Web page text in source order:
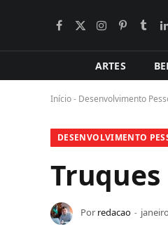
Facebook
X
Instagram
Pinterest
ARTES
Início- Desenvolvimento
DESENVOLVIMENTO
Por redacao